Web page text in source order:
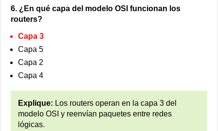
6. ¿En qué capa del modelo OSI funcionan los
routers?
Capa 3
Capa 5
Capa 2
Capa 4
Explique: Los routers operan en la capa 3 del
modelo OSI y reenvían paquetes entre redes
lógicas.